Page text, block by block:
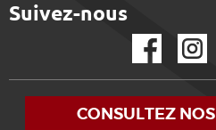
Suivez-nous
CONSULTEZ